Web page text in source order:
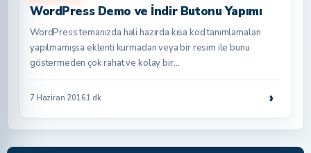
WordPress Demo ve İndir Butonu Yapımı
WordPress temanızda hali hazırda kısa kod tanımlamaları
yapılmamışsa eklenti kurmadan veya bir resim ile bunu
göstermeden çok rahat ve kolay bir…
7 Haziran 20161 dk ›